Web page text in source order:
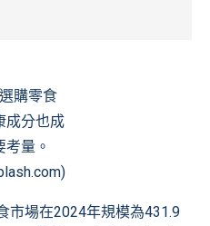
購零食
成分也成
考量。
市場在2024年規模為431.9